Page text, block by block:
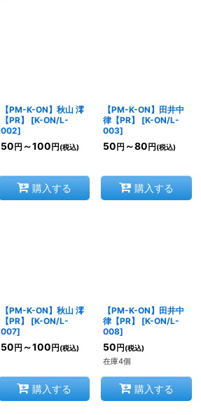
【PM-K-ON】秋山 澪
【PR】
[K-ON/L-
002]
50 円 ～100 円 (税込)
購入する
【PM-K-ON】田井中
律【PR】
[K-ON/L-
003]
50 円 ～80 円 (税込)
購入する
【PM-K-ON】秋山 澪
【PR】
[K-ON/L-
007]
50 円 ～100 円 (税込)
購入する
【PM-K-ON】田井中
律【PR】
[K-ON/L-
008]
50 円 (税込)
在庫4個
購入する